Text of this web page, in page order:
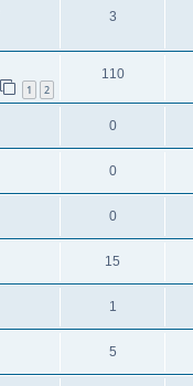
3
1 2
110
0
0
0
15
1
5